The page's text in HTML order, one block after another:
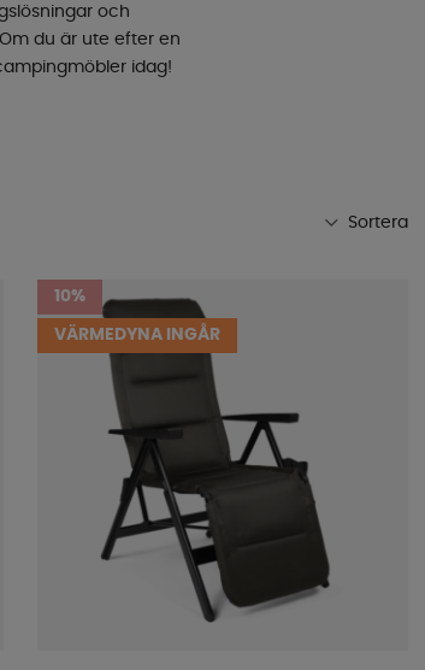
och
du är ute efter en
idag!
Sortera
Lägsta pris
Högsta pris
Varumärke
Publiceringsdatum
10%
VÄRMEDYNA INGÅR